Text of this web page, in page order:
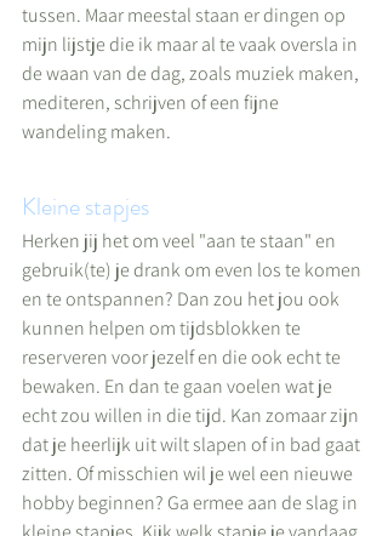
tussen. Maar meestal staan er dingen op
mijn lijstje die ik maar al te vaak oversla in
de waan van de dag, zoals muziek maken,
mediteren, schrijven of een fijne
wandeling maken.
Kleine stapjes
Herken jij het om veel "aan te staan" en
gebruik(te) je drank om even los te komen
en te ontspannen? Dan zou het jou ook
kunnen helpen om tijdsblokken te
reserveren voor jezelf en die ook echt te
bewaken. En dan te gaan voelen wat je
echt zou willen in die tijd. Kan zomaar zijn
dat je heerlijk uit wilt slapen of in bad gaat
zitten. Of misschien wil je wel een nieuwe
hobby beginnen? Ga ermee aan de slag in